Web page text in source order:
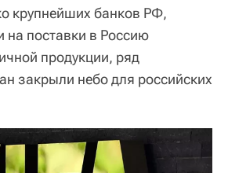
крупнейших банков РФ,
на поставки в Россию
продукции, ряд
закрыли небо для российских